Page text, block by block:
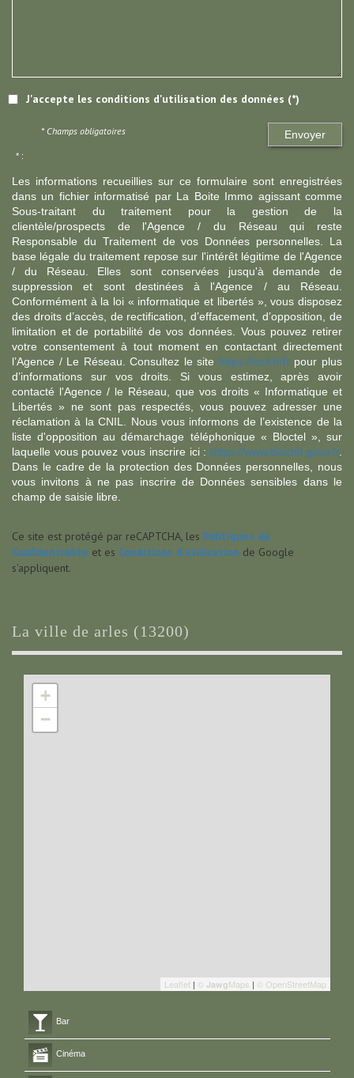
J'accepte les conditions d'utilisation des données (*)
Envoyer
* Champs obligatoires
* :
Les informations recueillies sur ce formulaire sont enregistrées
dans un fichier informatisé par La Boite Immo agissant comme
Sous-traitant du traitement pour la gestion de la
clientèle/prospects de l'Agence / du Réseau qui reste
Responsable du Traitement de vos Données personnelles. La
base légale du traitement repose sur l'intérêt légitime de l'Agence
/ du Réseau. Elles sont conservées jusqu'à demande de
suppression et sont destinées à l'Agence / au Réseau.
Conformément à la loi « informatique et libertés », vous disposez
des droits d’accès, de rectification, d’effacement, d’opposition, de
limitation et de portabilité de vos données. Vous pouvez retirer
votre consentement à tout moment en contactant directement
l’Agence / Le Réseau. Consultez le site https://cnil.fr/frpour plus
d’informations sur vos droits. Si vous estimez, après avoir
contacté l'Agence / le Réseau, que vos droits « Informatique et
Libertés » ne sont pas respectés, vous pouvez adresser une
réclamation à la CNIL. Nous vous informons de l’existence de la
liste d'opposition au démarchage téléphonique « Bloctel », sur
laquelle vous pouvez vous inscrire ici : https://www.bloctel.gouv.fr.
Dans le cadre de la protection des Données personnelles, nous
vous invitons à ne pas inscrire de Données sensibles dans le
champ de saisie libre.
Ce site est protégé par reCAPTCHA, les Politiques de
Confidentialité et es Conditions d'utilisation de Google
s'appliquent.
la ville de arles (13200)
+
−
Leaflet | © JawgMaps | © OpenStreetMap
Bar
Cinéma